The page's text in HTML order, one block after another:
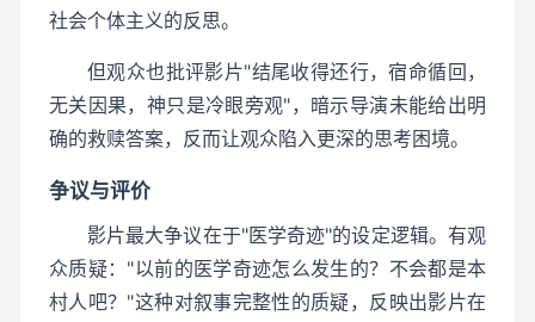
社会个体主义的反思。
但观众也批评影片"结尾收得还行，宿命循回，
无关因果，神只是冷眼旁观"，暗示导演未能给出明
确的救赎答案，反而让观众陷入更深的思考困境。
争议与评价
影片最大争议在于"医学奇迹"的设定逻辑。有观
众质疑："以前的医学奇迹怎么发生的？不会都是本
村人吧？"这种对叙事完整性的质疑，反映出影片在